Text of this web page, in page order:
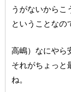
うがないからこ
ということなの
高嶋）なにやら
それがちょっと
ね。